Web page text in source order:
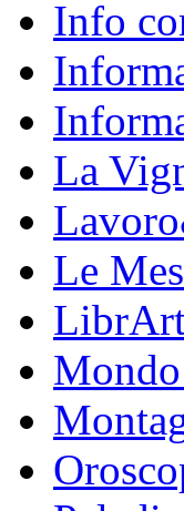
Info
La
Le